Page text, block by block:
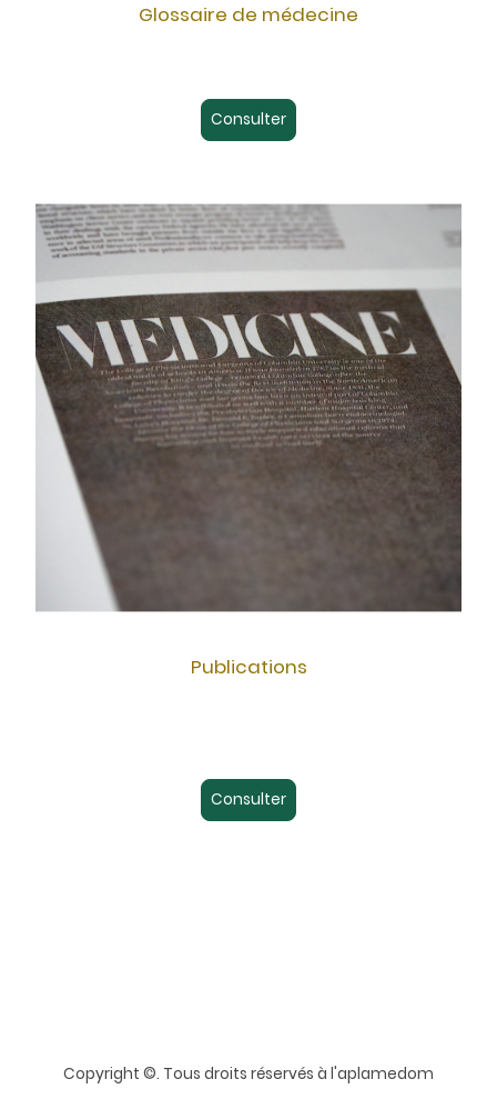
Glossaire de médecine
Consulter
Publications
Consulter
Copyright ©. Tous droits réservés à l'aplamedom